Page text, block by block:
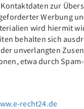
zur
Werbung
wird hiermit
behalten sich
unverlangten
etwa durch
recht24.de